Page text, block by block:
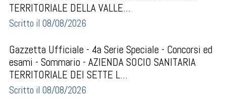
TERRITORIALE DELLA VALLE...
Scritto il 08/08/2026
Gazzetta Ufficiale - 4a Serie Speciale - Concorsi ed
esami - Sommario - AZIENDA SOCIO SANITARIA
TERRITORIALE DEI SETTE L...
Scritto il 08/08/2026